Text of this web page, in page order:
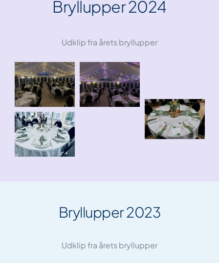
Bryllupper 2024
Udklip fra årets bryllupper
Bryllupper 2023
Udklip fra årets bryllupper